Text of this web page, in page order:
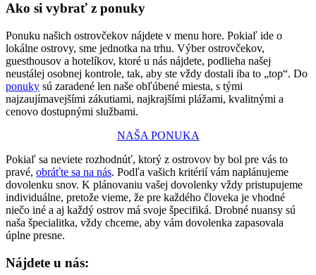
Ako si vybrať z ponuky
Ponuku našich ostrovčekov nájdete v menu hore. Pokiaľ ide o
lokálne ostrovy, sme jednotka na trhu. Výber ostrovčekov,
guesthousov a hotelíkov, ktoré u nás nájdete, podlieha našej
neustálej osobnej kontrole, tak, aby ste vždy dostali iba to „top“. Do
ponuky sú zaradené len naše obľúbené miesta, s tými
najzaujímavejšími zákutiami, najkrajšími plážami, kvalitnými a
cenovo dostupnými službami.
NAŠA PONUKA
Pokiaľ sa neviete rozhodnúť, ktorý z ostrovov by bol pre vás to
pravé, obráťte sa na nás. Podľa vašich kritérií vám naplánujeme
dovolenku snov. K plánovaniu vašej dovolenky vždy pristupujeme
individuálne, pretože vieme, že pre každého človeka je vhodné
niečo iné a aj každý ostrov má svoje špecifiká. Drobné nuansy sú
naša špecialitka, vždy chceme, aby vám dovolenka zapasovala
úplne presne.
Nájdete u nás: